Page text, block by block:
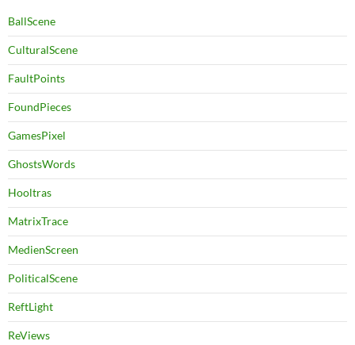
BallScene
CulturalScene
FaultPoints
FoundPieces
GamesPixel
GhostsWords
Hooltras
MatrixTrace
MedienScreen
PoliticalScene
ReftLight
ReViews